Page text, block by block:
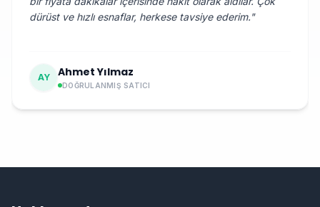
dürüst ve hızlı esnaflar, herkese tavsiye ederim."
AY Ahmet Yılmaz
DOĞRULANMIŞ SATICI